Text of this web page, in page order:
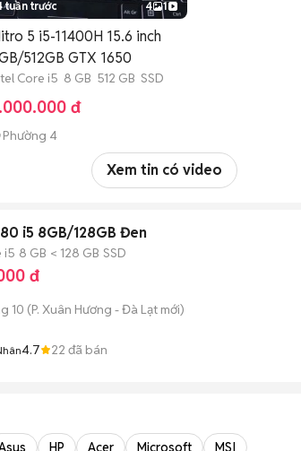
tuần trước 4 1
5 i5-11400H 15.6 inch
512GB GTX 1650
Core i5 8 GB 512 GB SSD
đ
Phường 4
Xem tin có video
i5 8GB/128GB Đen
i5 8 GB < 128 GB SSD
đ
10 (P. Xuân Hương - Đà Lạt mới)
4.7 22 đã bán
HP Acer Microsoft MSI